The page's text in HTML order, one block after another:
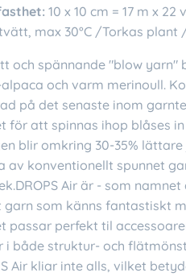
10 x 10 cm = 17 m x 22 v
max 30°C /Torkas plant
och spännande "blow yarn"
och varm merinoull.
på det senaste inom
för att spinnas ihop blåses
blir omkring 30-35%
av konventionellt spunnet
Air är - som
garn som känns fantastiskt
passar perfekt til
i både struktur- och
Air kliar inte alls, vilket